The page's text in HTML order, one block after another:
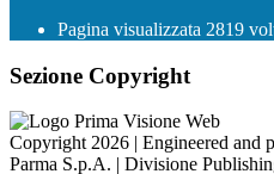
Pagina visualizzata 2819
Sezione Copyright
Copyright 2026 | Engineered and
Parma S.p.A. | Divisione